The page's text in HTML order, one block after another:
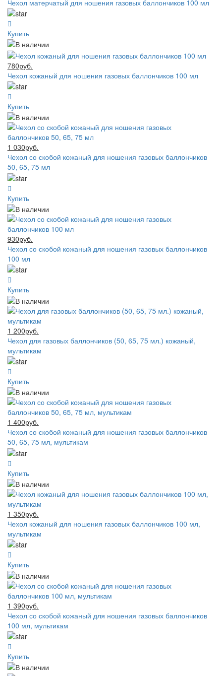
Чехол матерчатый для ношения газовых баллончиков 100 мл
Купить
780руб.
Чехол кожаный для ношения газовых баллончиков 100 мл
Купить
1 030руб.
Чехол со скобой кожаный для ношения газовых баллончиков
50, 65, 75 мл
Купить
930руб.
Чехол со скобой кожаный для ношения газовых баллончиков
100 мл
Купить
1 200руб.
Чехол для газовых баллончиков (50, 65, 75 мл.) кожаный,
мультикам
Купить
1 400руб.
Чехол со скобой кожаный для ношения газовых баллончиков
50, 65, 75 мл, мультикам
Купить
1 350руб.
Чехол кожаный для ношения газовых баллончиков 100 мл,
мультикам
Купить
1 390руб.
Чехол со скобой кожаный для ношения газовых баллончиков
100 мл, мультикам
Купить